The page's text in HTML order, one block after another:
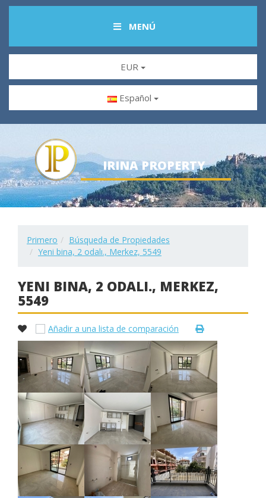
MENÚ
EUR
Español
IRINA PROPERTY
Primero
Búsqueda de Propiedades
Yeni bina, 2 odalı., Merkez, 5549
YENI BINA, 2 ODALI., MERKEZ,
5549
Añadir a una lista de comparación